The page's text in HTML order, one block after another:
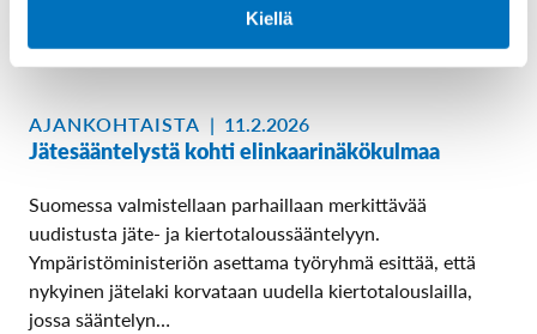
Kiellä
ratkaisua merkittäväksi helpotukseksi…
Lue lisää
AJANKOHTAISTA | 11.2.2026
Jätesääntelystä kohti elinkaarinäkökulmaa
Suomessa valmistellaan parhaillaan merkittävää
uudistusta jäte- ja kiertotaloussääntelyyn.
Ympäristöministeriön asettama työryhmä esittää, että
nykyinen jätelaki korvataan uudella kiertotalouslailla,
jossa sääntelyn…